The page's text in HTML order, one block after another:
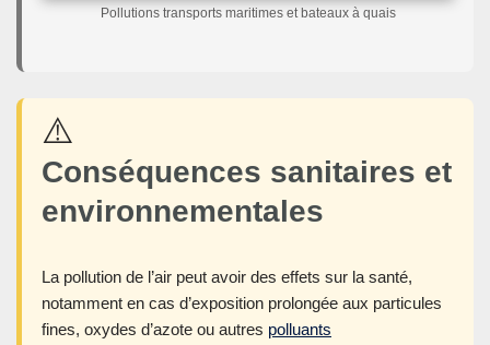
Pollutions transports maritimes et bateaux à quais
⚠️
Conséquences sanitaires et
environnementales
La pollution de l’air peut avoir des effets sur la santé,
notamment en cas d’exposition prolongée aux particules
fines, oxydes d’azote ou autres polluants